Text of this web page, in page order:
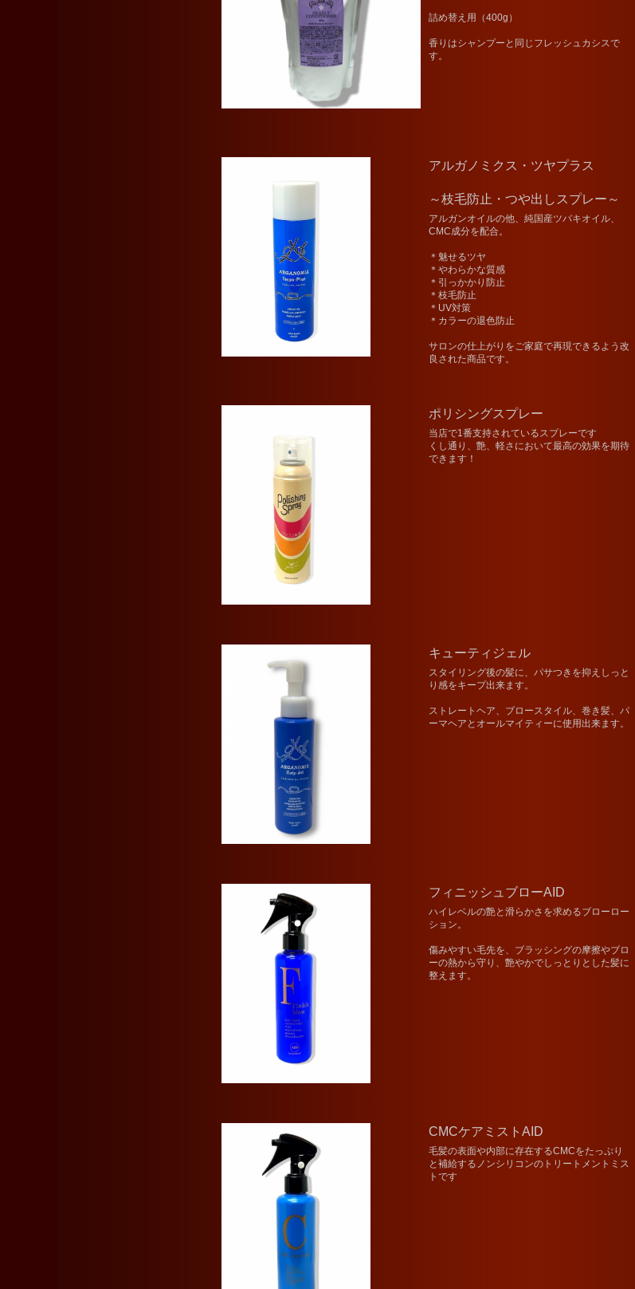
詰め替え用（400g）
香りはシャンプーと同じフレッシュカシスで
す。
アルガノミクス・ツヤプラス
～枝毛防止・つや出しスプレー～
アルガンオイルの他、純国産ツバキオイル、
CMC成分を配合。
＊魅せるツヤ
＊やわらかな質感
＊引っかかり防止
＊枝毛防止
＊UV対策
＊カラーの退色防止
サロンの仕上がりをご家庭で再現できるよう改
良された商品です。
ポリシングスプレー
当店で1番支持されているスプレーです
くし通り、艶、軽さにおいて最高の効果を期待
できます！
キューティジェル
スタイリング後の髪に、パサつきを抑えしっと
り感をキープ出来ます。
ストレートヘア、ブロースタイル、巻き髪、パ
ーマヘアとオールマイティーに使用出来ます。
フィニッシュブローAID
ハイレベルの艶と滑らかさを求めるブローロー
ション。
傷みやすい毛先を、ブラッシングの摩擦やブロ
ーの熱から守り、艶やかでしっとりとした髪に
整えます。
CMCケアミストAID
毛髪の表面や内部に存在するCMCをたっぷり
と補給するノンシリコンのトリートメントミス
トです